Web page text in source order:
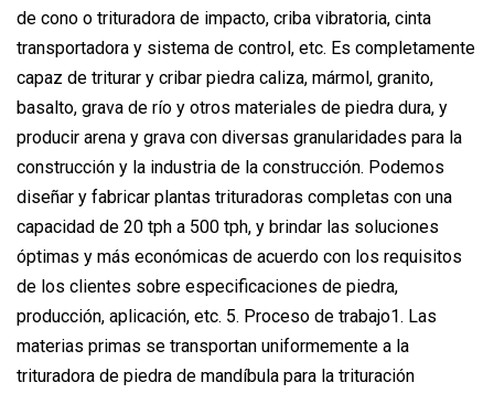
de cono o trituradora de impacto, criba vibratoria, cinta
transportadora y sistema de control, etc. Es completamente
capaz de triturar y cribar piedra caliza, mármol, granito,
basalto, grava de río y otros materiales de piedra dura, y
producir arena y grava con diversas granularidades para la
construcción y la industria de la construcción. Podemos
diseñar y fabricar plantas trituradoras completas con una
capacidad de 20 tph a 500 tph, y brindar las soluciones
óptimas y más económicas de acuerdo con los requisitos
de los clientes sobre especificaciones de piedra,
producción, aplicación, etc. 5. Proceso de trabajo1. Las
materias primas se transportan uniformemente a la
trituradora de piedra de mandíbula para la trituración